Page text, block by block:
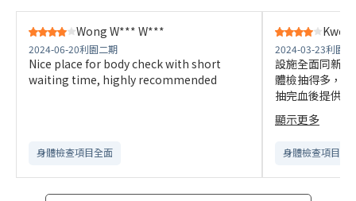
Wong W*** W***
2024-06-20利園二期
Nice place for body check with short
waiting time, highly recommended
身體檢查項目全面
Kwok
2024-03-23利園
設施全面同新
體檢抽得多，
抽完血後提供
其他嘢，雖然
完，但預約時
顯示更多
身體檢查項目全